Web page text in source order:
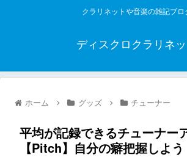
クラリネットや音楽の雑記ブロ
ディスクロクラリネ
ホーム グッズ チューナー
平均が記録できるチューナー
【Pitch】自分の癖把握しよう